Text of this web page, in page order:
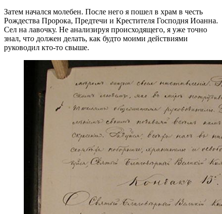
Затем начался молебен. После него я пошел в храм в честь
Рождества Пророка, Предтечи и Крестителя Господня Иоанна.
Сел на лавочку. Не анализируя происходящего, я уже точно
знал, что должен делать, как будто моими действиями
руководил кто-то свыше.